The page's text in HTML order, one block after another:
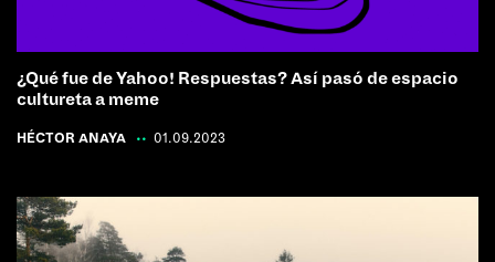
¿Qué fue de Yahoo! Respuestas? Así pasó de espacio
cultureta a meme
HÉCTOR ANAYA 01.09.2023